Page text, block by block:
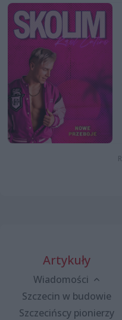
Artykuły
Wiadomości
Szczecin w budowie
Szczecińscy pionierzy